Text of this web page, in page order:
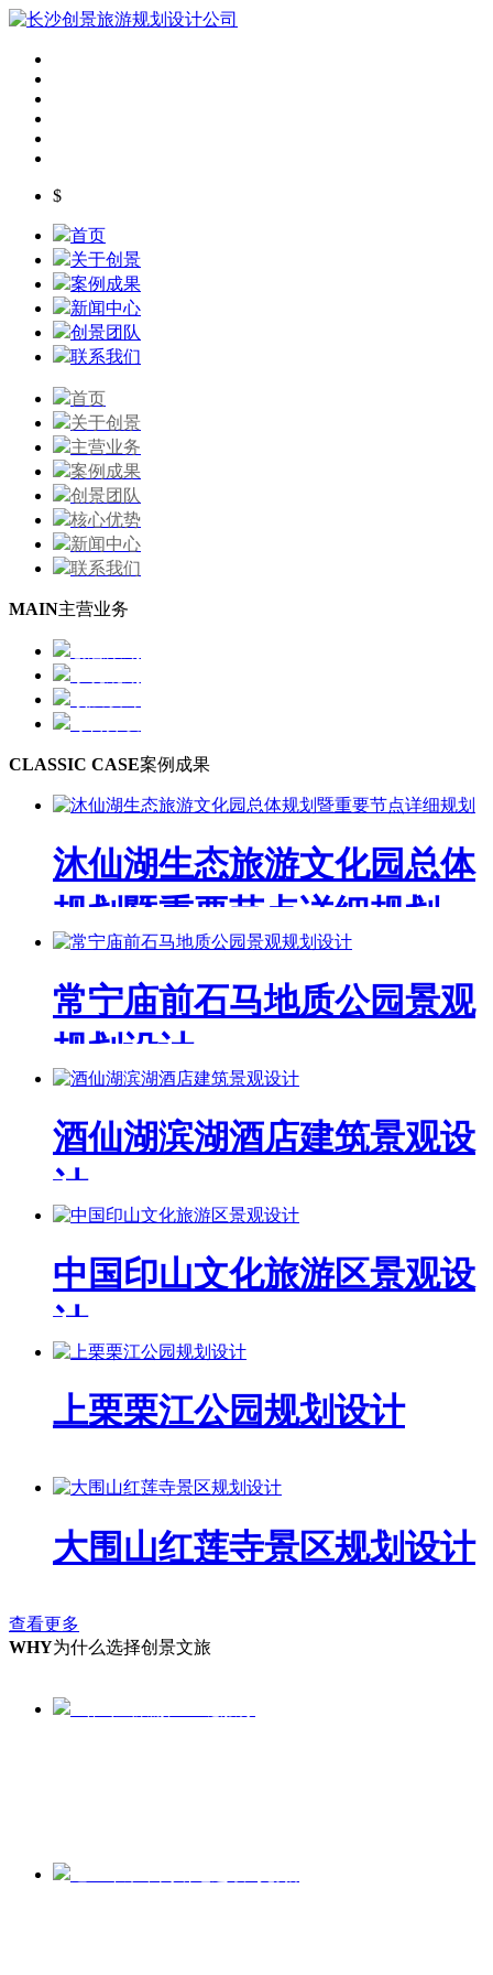
$
首页
关于创景
案例成果
新闻中心
创景团队
联系我们
首页
关于创景
主营业务
案例成果
创景团队
核心优势
新闻中心
联系我们
MAIN主营业务
CLASSIC CASE案例成果
沐仙湖生态旅游文化园总体
规划暨重要节点详细规划
常宁庙前石马地质公园景观
规划设计
酒仙湖滨湖酒店建筑景观设
计
中国印山文化旅游区景观设
计
上栗栗江公园规划设计
大围山红莲寺景区规划设计
查看更多
WHY为什么选择创景文旅